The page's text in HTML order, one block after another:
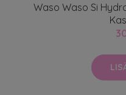
Waso Waso Si